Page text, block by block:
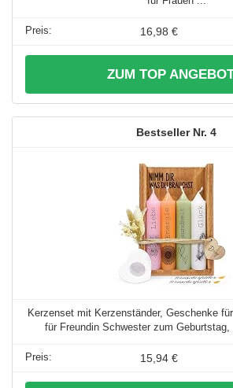
16,98 €
ZUM TOP
4
Kerzenset mit Kerzenständer, Geschenke
für Freundin Schwester zum Geburtstag,
15,94 €